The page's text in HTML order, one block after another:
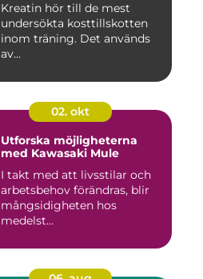
Kreatin hör till de mest
undersökta kosttillskotten
inom träning. Det används
av...
02. okt
Utforska möjligheterna
med Kawasaki Mule
I takt med att livsstilar och
arbetsbehov förändras, blir
mångsidigheten hos
medelst...